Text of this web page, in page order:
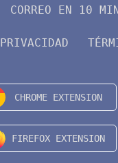
CORREO EN 10
PRIVACIDAD